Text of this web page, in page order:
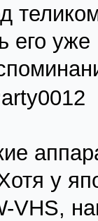
его
у
VHS,